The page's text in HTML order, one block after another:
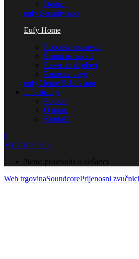
Dodaci
eufy Security app
Eufy Home
Robotski usisavači
Štapni usisavači
Rezervni dijelovi
Pametne vage
eufy Home & Life app
Informacije
Potpora
O nama
Kontakt
0
My Cart0,00 €
Nema proizvoda u košarici
Web trgovinaSoundcorePrijenosni zvučnici